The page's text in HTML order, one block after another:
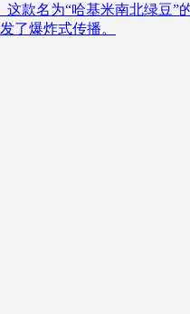
款名为“哈基米南北绿豆
了爆炸式传播。